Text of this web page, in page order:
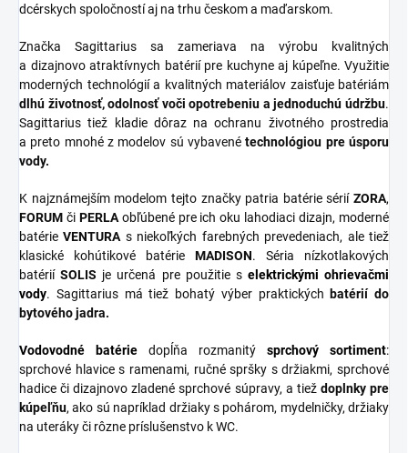
dcérskych spoločností aj na trhu českom a maďarskom.
Značka Sagittarius sa zameriava na výrobu kvalitných
a dizajnovo atraktívnych batérií pre kuchyne aj kúpeľne. Využitie
moderných technológií a kvalitných materiálov zaisťuje batériám
dlhú životnosť, odolnosť voči opotrebeniu a jednoduchú údržbu.
Sagittarius tiež kladie dôraz na ochranu životného prostredia
a preto mnohé z modelov sú vybavenétechnológiou pre úsporu
vody.
K najznámejším modelom tejto značky patria batérie sérií ZORA,
FORUM či PERLAobľúbené pre ich oku lahodiaci dizajn, moderné
batérieVENTURA s niekoľkých farebných prevedeniach, ale tiež
klasické kohútikové batérie MADISON. Séria nízkotlakových
batériíSOLIS je určená pre použitie s elektrickými ohrievačmi
vody. Sagittarius má tiež bohatý výber praktických batérií do
bytového jadra.
Vodovodné batérie dopĺňa rozmanitý sprchový sortiment:
sprchové hlavice s ramenami, ručné spršky s držiakmi, sprchové
hadice či dizajnovo zladené sprchové súpravy, a tiež doplnky pre
kúpeľňu, ako sú napríklad držiaky s pohárom, mydelničky, držiaky
na uteráky či rôzne príslušenstvo k WC.